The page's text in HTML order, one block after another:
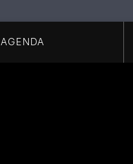
AGENDA